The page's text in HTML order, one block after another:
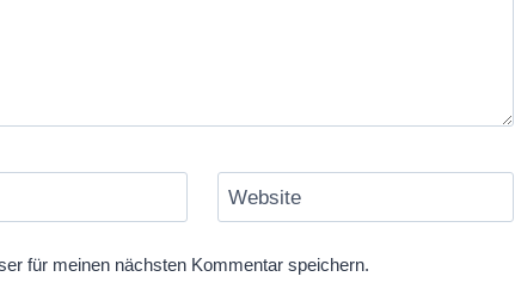
Website
für meinen nächsten Kommentar speichern.